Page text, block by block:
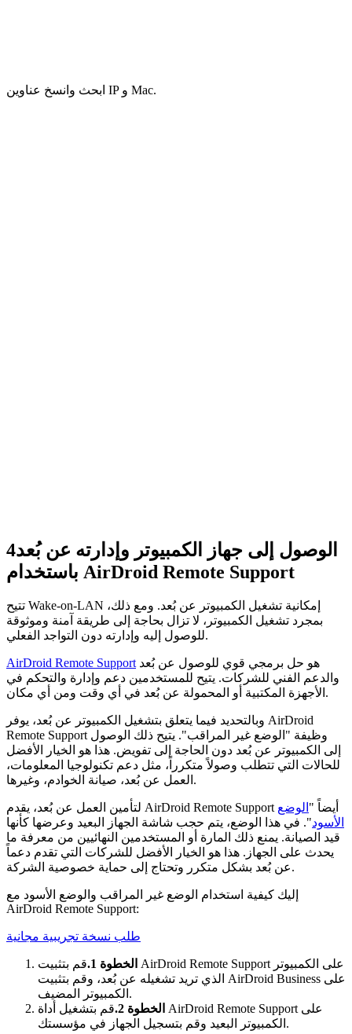
ابحث وانسخ عناوين IP و Mac.
4الوصول إلى جهاز الكمبيوتر وإدارته عن بُعد
باستخدام AirDroid Remote Support
تتيح Wake-on-LAN إمكانية تشغيل الكمبيوتر عن بُعد. ومع ذلك،
بمجرد تشغيل الكمبيوتر، لا تزال بحاجة إلى طريقة آمنة وموثوقة
للوصول إليه وإدارته دون التواجد الفعلي.
AirDroid Remote Supportهو حل برمجي قوي للوصول عن بُعد
والدعم الفني للشركات. يتيح للمستخدمين دعم وإدارة والتحكم في
الأجهزة المكتبية أو المحمولة عن بُعد في أي وقت ومن أي مكان.
وبالتحديد فيما يتعلق بتشغيل الكمبيوتر عن بُعد، يوفر AirDroid
Remote Support وظيفة "الوضع غير المراقب". يتيح ذلك الوصول
إلى الكمبيوتر عن بُعد دون الحاجة إلى تفويض. هذا هو الخيار الأفضل
للحالات التي تتطلب وصولاً متكرراً، مثل دعم تكنولوجيا المعلومات،
العمل عن بُعد، صيانة الخوادم، وغيرها.
لتأمين العمل عن بُعد، يقدم AirDroid Remote Support أيضاً " الوضع
الأسود". في هذا الوضع، يتم حجب شاشة الجهاز البعيد وعرضها كأنها
قيد الصيانة. يمنع ذلك المارة أو المستخدمين النهائيين من معرفة ما
يحدث على الجهاز. هذا هو الخيار الأفضل للشركات التي تقدم دعماً
عن بُعد بشكل متكرر وتحتاج إلى حماية خصوصية الشركة.
إليك كيفية استخدام الوضع غير المراقب والوضع الأسود مع
AirDroid Remote Support:
طلب نسخة تجريبية مجانية
الخطوة 1.
قم بتثبيت AirDroid Remote Support على الكمبيوتر
الذي تريد تشغيله عن بُعد، وقم بتثبيت AirDroid Business على
الكمبيوتر المضيف.
الخطوة 2.
قم بتشغيل أداة AirDroid Remote Support على
الكمبيوتر البعيد وقم بتسجيل الجهاز في مؤسستك.